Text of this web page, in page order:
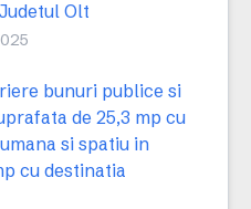
Olt
bunuri publice si
de 25,3 mp cu
si spatiu in
cu destinatia